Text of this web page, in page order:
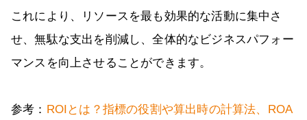
これにより、リソースを最も効果的な活動に集中さ
せ、無駄な支出を削減し、全体的なビジネスパフォー
マンスを向上させることができます。
参考： ROIとは？指標の役割や算出時の計算法、ROA